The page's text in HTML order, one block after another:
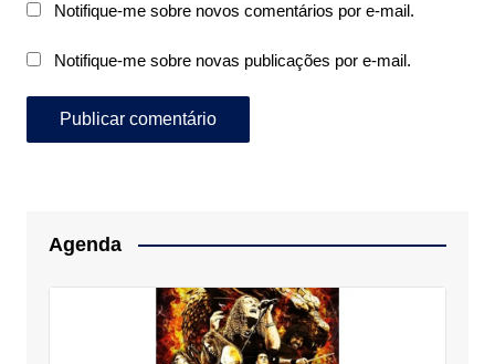
Notifique-me sobre novos comentários por e-mail.
Notifique-me sobre novas publicações por e-mail.
Agenda